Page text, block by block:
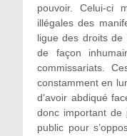
pouvoir. Celui-ci
illégales des
ligue des droits de
de façon
commissariats.
constamment en
d’avoir abdiqué
donc important de
public pour